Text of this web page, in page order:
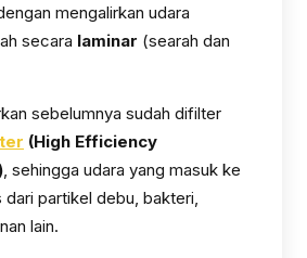
mengalirkan udara
secara laminar (searah dan
sebelumnya sudah difilter
(High Efficiency
, sehingga udara yang masuk ke
partikel debu, bakteri,
lain.